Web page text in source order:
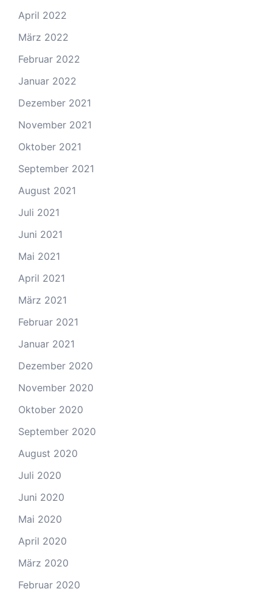
April 2022
März 2022
Februar 2022
Januar 2022
Dezember 2021
November 2021
Oktober 2021
September 2021
August 2021
Juli 2021
Juni 2021
Mai 2021
April 2021
März 2021
Februar 2021
Januar 2021
Dezember 2020
November 2020
Oktober 2020
September 2020
August 2020
Juli 2020
Juni 2020
Mai 2020
April 2020
März 2020
Februar 2020